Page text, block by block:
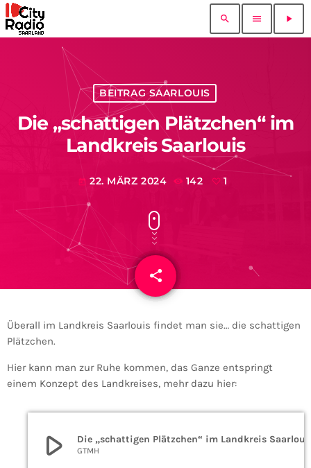
search menu play_arrow
BEITRAG SAARLOUIS
Die „schattigen Plätzchen“ im
Landkreis Saarlouis
today 22. MÄRZ 2024 142 1
share
email
Überall im Landkreis Saarlouis findet man sie… die schattigen
Plätzchen.
Hier kann man zur Ruhe kommen, das Ganze entspringt
einem Konzept des Landkreises, mehr dazu hier:
play_arrow Die „schattigen Plätzchen“ im Landkreis
GTMH